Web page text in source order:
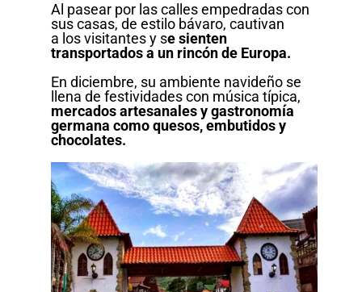
Al pasear por las calles empedradas con
sus casas, de estilo bávaro, cautivan
a los visitantes y se sienten
transportados a un rincón de Europa.
En diciembre, su ambiente navideño se
llena de festividades con música típica,
mercados artesanales y gastronomía
germana como quesos, embutidos y
chocolates.